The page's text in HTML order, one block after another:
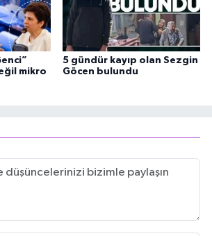
mikro
5 gündür kayıp olan Sezgin
Göcen bulundu